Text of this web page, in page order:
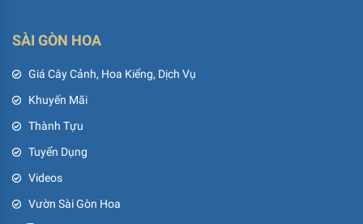
SÀI GÒN HOA
Giá Cây Cảnh, Hoa Kiểng, Dịch Vụ
Khuyến Mãi
Thành Tựu
Tuyển Dụng
Videos
Vườn Sài Gòn Hoa